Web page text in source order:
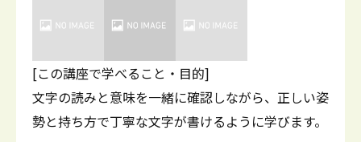
[この講座で学べること・目的]
文字の読みと意味を一緒に確認しながら、正しい姿
勢と持ち方で丁寧な文字が書けるように学びます。